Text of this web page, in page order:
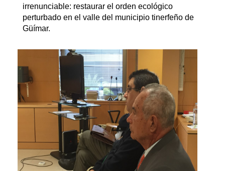
irrenunciable: restaurar el orden ecológico
perturbado en el valle del municipio tinerfeño de
Güímar.